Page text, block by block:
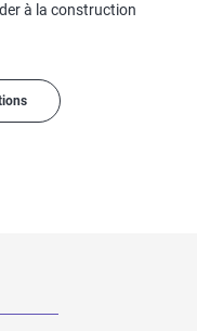
à la construction